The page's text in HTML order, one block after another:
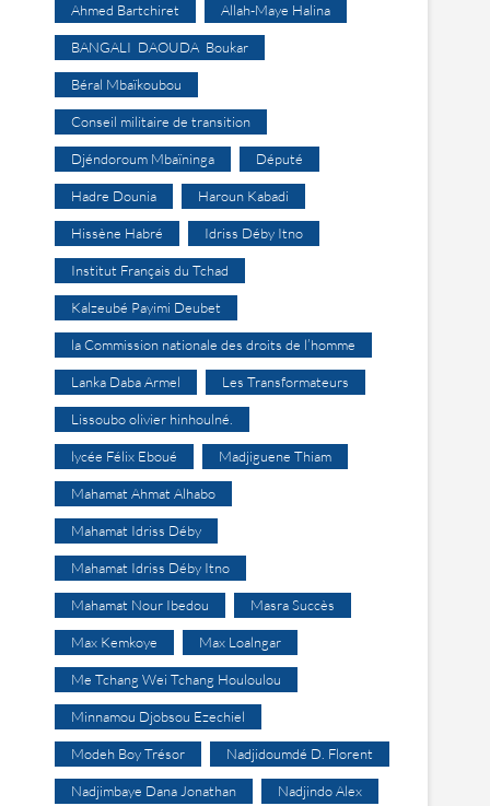
Ahmed Bartchiret Allah-Maye Halina
BANGALI DAOUDA Boukar
Béral Mbaïkoubou
Conseil militaire de transition
Djéndoroum Mbaïninga Député
Hadre Dounia Haroun Kabadi
Hissène Habré Idriss Déby Itno
Institut Français du Tchad
Kalzeubé Payimi Deubet
la Commission nationale des droits de l’homme
Lanka Daba Armel Les Transformateurs
Lissoubo olivier hinhoulné.
lycée Félix Eboué Madjiguene Thiam
Mahamat Ahmat Alhabo
Mahamat Idriss Déby
Mahamat Idriss Déby Itno
Mahamat Nour Ibedou Masra Succès
Max Kemkoye Max Loalngar
Me Tchang Wei Tchang Houloulou
Minnamou Djobsou Ezechiel
Modeh Boy Trésor Nadjidoumdé D. Florent
Nadjimbaye Dana Jonathan Nadjindo Alex